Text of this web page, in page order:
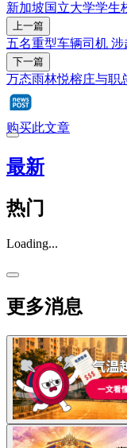
新加坡国立大学学生
上一篇
五名重型车辆司机
下一篇
万态雨林悦榕庄与职
购买此文章
最新
热门
Loading...
更多消息